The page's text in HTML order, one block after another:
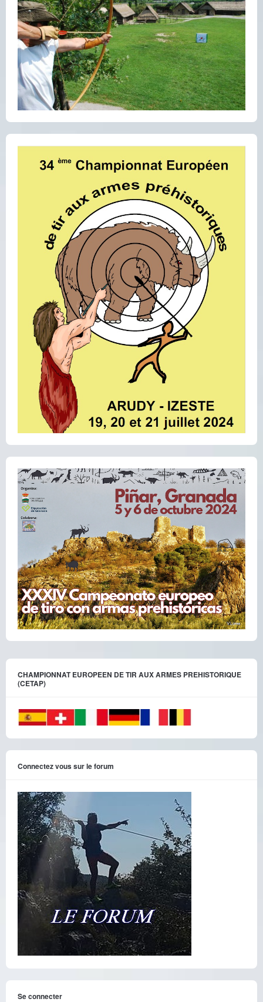
CHAMPIONNAT EUROPEEN DE TIR AUX ARMES PREHISTORIQUE
(CETAP)
Connectez vous sur le forum
Se connecter